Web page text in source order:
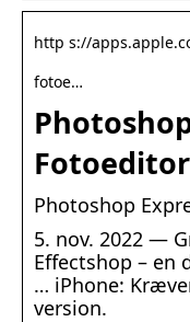
http s://
fotoe…
‎Photoshop
5. nov. 2022 —
Effectshop – en
… iPhone:
version.